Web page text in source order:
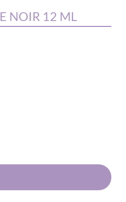
NOIR 12 ML